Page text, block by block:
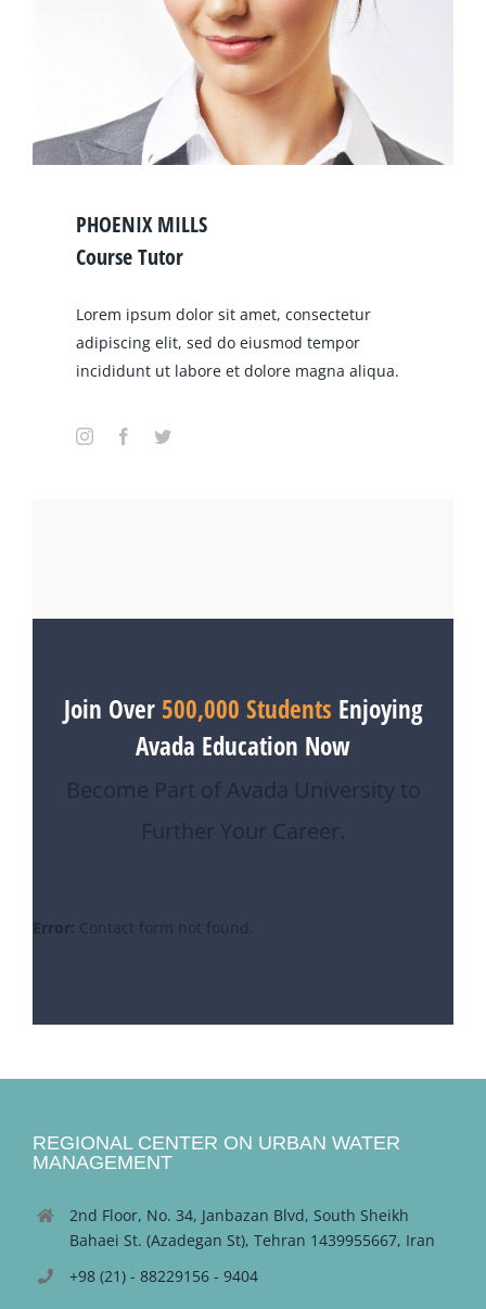
PHOENIX MILLS
Course Tutor
Lorem ipsum dolor sit amet, consectetur
adipiscing elit, sed do eiusmod tempor
incididunt ut labore et dolore magna aliqua.
Join Over 500,000 Students Enjoying
Avada Education Now
Become Part of Avada University to
Further Your Career.
Error: Contact form not found.
REGIONAL CENTER ON URBAN WATER
MANAGEMENT
2nd Floor, No. 34, Janbazan Blvd, South Sheikh
Bahaei St. (Azadegan St), Tehran 1439955667, Iran
+98 (21) - 88229156 - 9404